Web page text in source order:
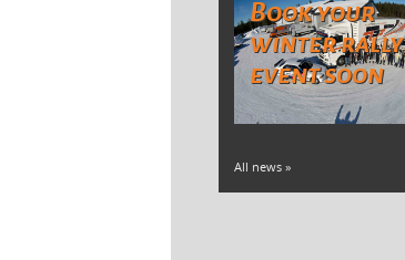
Book your
winter rally
event soon
All news »